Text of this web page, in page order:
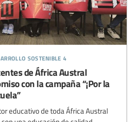
sostenible 4
de África Austral
con la campaña “¡Por la
educativo de toda África Austral